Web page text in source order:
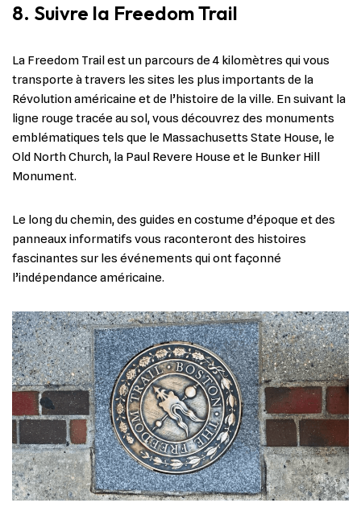
8. Suivre la Freedom Trail
La Freedom Trail est un parcours de 4 kilomètres qui vous
transporte à travers les sites les plus importants de la
Révolution américaine et de l’histoire de la ville. En suivant la
ligne rouge tracée au sol, vous découvrez des monuments
emblématiques tels que le Massachusetts State House, le
Old North Church, la Paul Revere House et le Bunker Hill
Monument.
Le long du chemin, des guides en costume d’époque et des
panneaux informatifs vous raconteront des histoires
fascinantes sur les événements qui ont façonné
l’indépendance américaine.